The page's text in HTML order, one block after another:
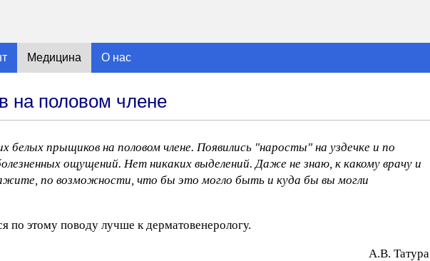
Медицина О нас
на половом члене
белых прыщиков на половом члене. Появились "наросты" на уздечке и по
ощущений. Нет никаких выделений. Даже не знаю, к какому врачу и
по возможности, что бы это могло быть и куда бы вы могли
по этому поводу лучше к дерматовенерологу.
A.B. Taтypa